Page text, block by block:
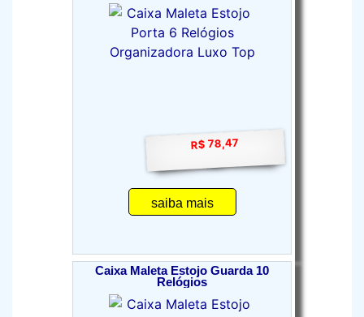
R$ 78,47
saiba mais
Caixa Maleta Estojo Guarda 10
Relógios